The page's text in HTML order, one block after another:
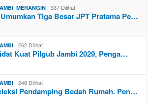
, MERANGIN 337 Dilihat
Tiga Besar JPT Pratama Pe…
262 Dilihat
Kuat Pilgub Jambi 2029, Penga…
248 Dilihat
Pendamping Bedah Rumah. Pen…